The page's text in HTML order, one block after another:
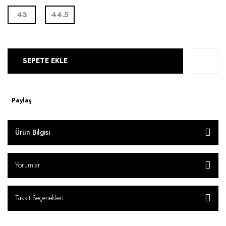
43 44.5
SEPETE EKLE
Paylaş
Ürün Bilgisi
Yorumlar
Taksit Seçenekleri